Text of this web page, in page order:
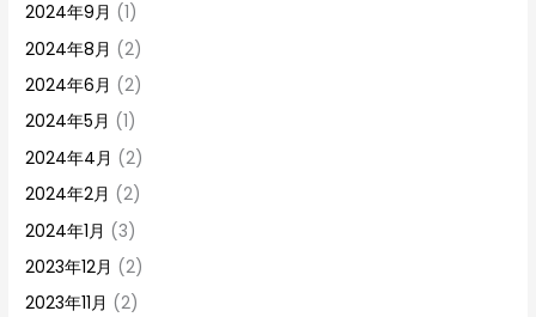
2024年9月 (1)
2024年8月 (2)
2024年6月 (2)
2024年5月 (1)
2024年4月 (2)
2024年2月 (2)
2024年1月 (3)
2023年12月 (2)
2023年11月 (2)